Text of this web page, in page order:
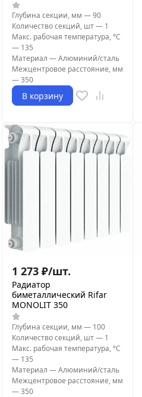
Глубина секции, мм —90
Количество секций, шт— 1
Макс. рабочая температура, °С
— 135
Материал —Алюминий/сталь
Межцентровое расстояние, мм
—350
В корзину
1 273 ₽/шт.
Радиатор
биметаллический Rifar
MONOLIT 350
Глубина секции, мм — 100
Количество секций, шт— 1
Макс. рабочая температура, °С
— 135
Материал —Алюминий/сталь
Межцентровое расстояние, мм
—350